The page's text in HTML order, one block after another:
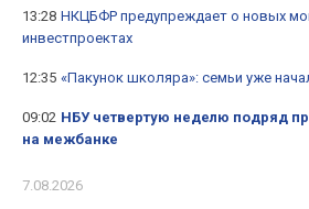
13:28 НКЦБФР предупреждает о новых
инвестпроектах
12:35 «Пакунок школяра»: семьи уже
09:02 НБУ четвертую неделю подряд
на межбанке
7.08.2026